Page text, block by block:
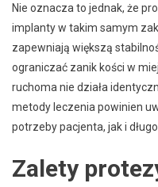
Nie oznacza to jednak, że
implanty w takim samym
zapewniają większą
ograniczać zanik kości w
ruchoma nie działa
metody leczenia powinien
potrzeby pacjenta, jak i
Zalety